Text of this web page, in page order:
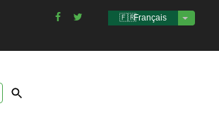
Français Lister